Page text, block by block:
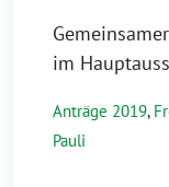
im
Anträge 2019,
Pauli